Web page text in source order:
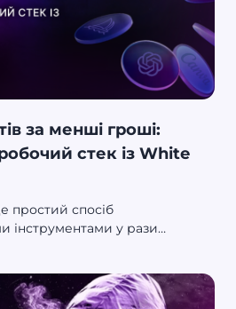
за менші гроші:
стек із White
простий спосіб
інструментами у рази